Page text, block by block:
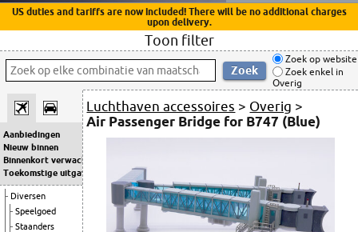
US duties and tariffs are now included! There will be no additional charges
upon delivery.
Toon filter
Zoek op website
Zoek enkel in
Overig
Aanbiedingen
Nieuw binnen
Binnenkort verwacht
Toekomstige uitgaven
Diversen
Speelgoed
Staanders
Luchthaven accessoires > Overig >
Air Passenger Bridge for B747 (Blue)